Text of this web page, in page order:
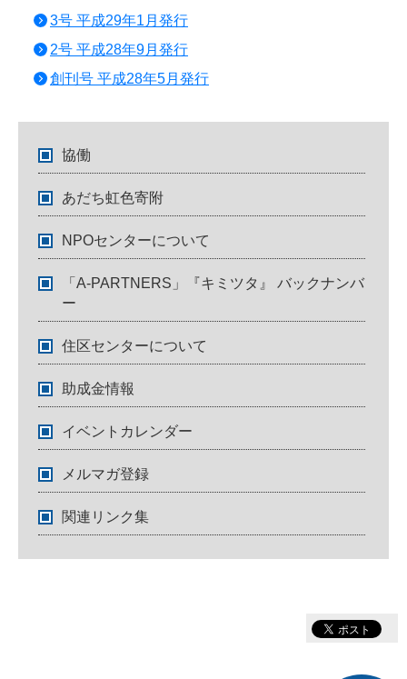
3号 平成29年1月発行
2号 平成28年9月発行
創刊号 平成28年5月発行
協働
あだち虹色寄附
NPOセンターについて
「A-PARTNERS」『キミツタ』 バックナンバ
ー
住区センターについて
助成金情報
イベントカレンダー
メルマガ登録
関連リンク集